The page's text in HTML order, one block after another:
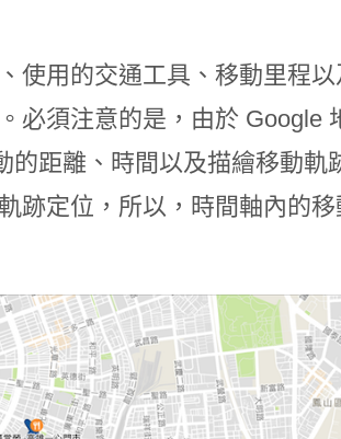
使用的交通工具、移動里程
必須注意的是，由於 Google
距離、時間以及描繪移動軌
跡定位，所以，時間軸內的